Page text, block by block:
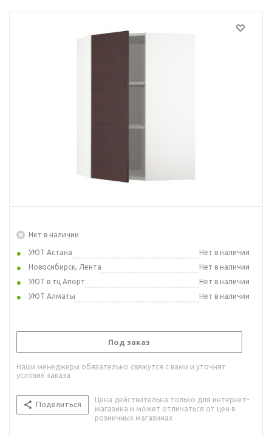
Нет в наличии
УЮТ Астана
Нет в наличии
Новосибирск, Лента
Нет в наличии
УЮТ в тц Апорт
Нет в наличии
УЮТ Алматы
Нет в наличии
Под заказ
Наши менеджеры обязательно свяжутся с вами и уточнят
условия заказа
Поделиться
Цена действительна только для интернет-
магазина и может отличаться от цен в
розничных магазинах